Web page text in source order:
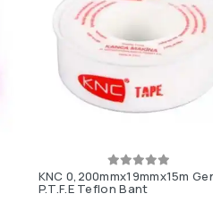
KNC 0,200mmx19mmx15m
P.T.F.E Teflon Bant